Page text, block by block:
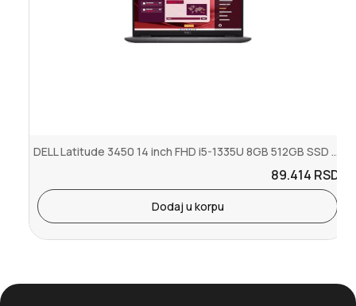
DELL Latitude 3450 14 inch FHD i5-1335U 8GB 512GB SSD Backlit FP Ub...
89.414 RSD.
Dodaj u korpu